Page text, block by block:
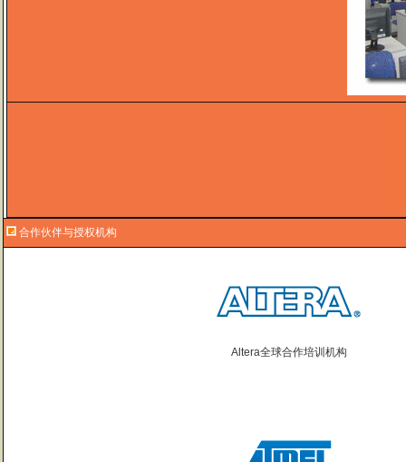
合作伙伴与授权机构
Altera全球合作培训机构